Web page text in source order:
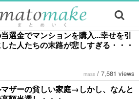
選金でマンションを購入...幸せを引
た人たちの末路が悲しすぎる・・・
mass / 7,581 views
ザーの貧しい家庭→しかし、なんと